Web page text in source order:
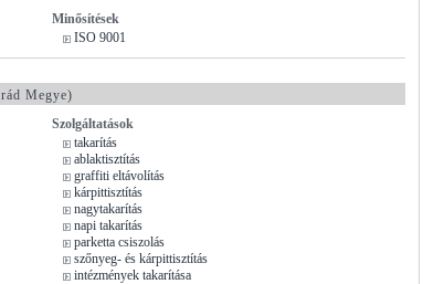
Minősítések
ISO 9001
Megye)
Szolgáltatások
takarítás
ablaktisztítás
graffiti eltávolítás
kárpittisztítás
nagytakarítás
napi takarítás
parketta csiszolás
szőnyeg- és kárpittisztítás
intézmények takarítása